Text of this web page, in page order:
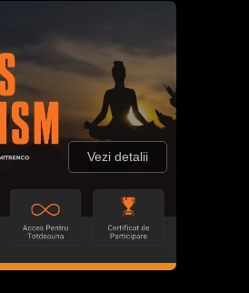
Vezi detalii